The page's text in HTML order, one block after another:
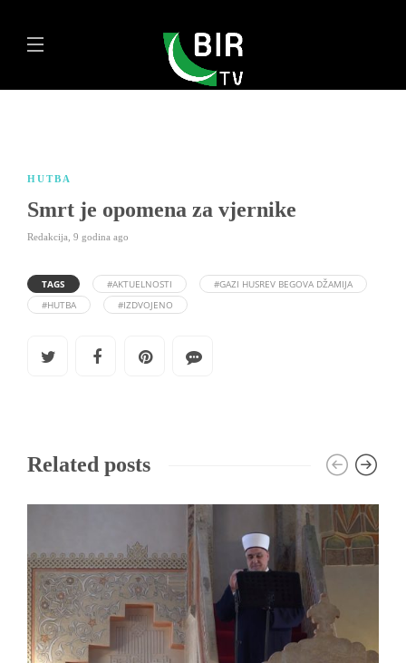
HUTBA
Smrt je opomena za vjernike
Redakcija 9 godina ago
TAGS #AKTUELNOSTI
#GAZI HUSREV BEGOVA DŽAMIJA
#HUTBA
#IZDVOJENO
Related posts